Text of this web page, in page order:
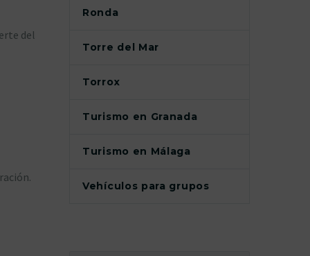
del
Ronda
Torre del Mar
Torrox
Turismo en Granada
Turismo en Málaga
Vehículos para grupos